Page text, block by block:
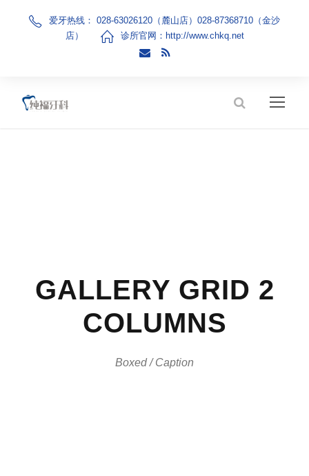
爱牙热线： 028-63026120（麓山店）028-87368710（金沙
店）
诊所官网： http://www.chkq.net
GALLERY GRID 2
COLUMNS
Boxed / Caption